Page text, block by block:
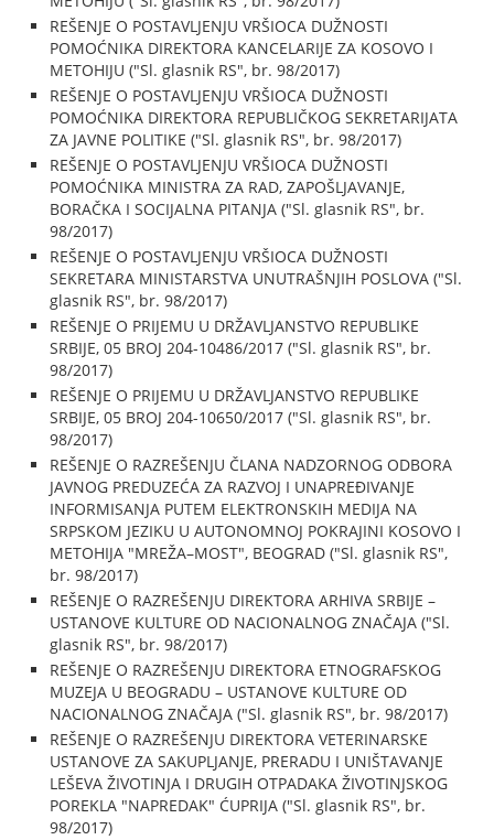
REŠENJE O POSTAVLJENJU VRŠIOCA DUŽNOSTI
POMOĆNIKA DIREKTORA KANCELARIJE ZA KOSOVO I
METOHIJU ("Sl. glasnik RS", br. 98/2017)
REŠENJE O POSTAVLJENJU VRŠIOCA DUŽNOSTI
POMOĆNIKA DIREKTORA REPUBLIČKOG SEKRETARIJATA
ZA JAVNE POLITIKE ("Sl. glasnik RS", br. 98/2017)
REŠENJE O POSTAVLJENJU VRŠIOCA DUŽNOSTI
POMOĆNIKA MINISTRA ZA RAD, ZAPOŠLJAVANJE,
BORAČKA I SOCIJALNA PITANJA ("Sl. glasnik RS", br.
98/2017)
REŠENJE O POSTAVLJENJU VRŠIOCA DUŽNOSTI
SEKRETARA MINISTARSTVA UNUTRAŠNJIH POSLOVA ("Sl.
glasnik RS", br. 98/2017)
REŠENJE O PRIJEMU U DRŽAVLJANSTVO REPUBLIKE
SRBIJE, 05 BROJ 204-10486/2017 ("Sl. glasnik RS", br.
98/2017)
REŠENJE O PRIJEMU U DRŽAVLJANSTVO REPUBLIKE
SRBIJE, 05 BROJ 204-10650/2017 ("Sl. glasnik RS", br.
98/2017)
REŠENJE O RAZREŠENJU ČLANA NADZORNOG ODBORA
JAVNOG PREDUZEĆA ZA RAZVOJ I UNAPREĐIVANJE
INFORMISANJA PUTEM ELEKTRONSKIH MEDIJA NA
SRPSKOM JEZIKU U AUTONOMNOJ POKRAJINI KOSOVO I
METOHIJA "MREŽA–MOST", BEOGRAD ("Sl. glasnik RS",
br. 98/2017)
REŠENJE O RAZREŠENJU DIREKTORA ARHIVA SRBIJE –
USTANOVE KULTURE OD NACIONALNOG ZNAČAJA ("Sl.
glasnik RS", br. 98/2017)
REŠENJE O RAZREŠENJU DIREKTORA ETNOGRAFSKOG
MUZEJA U BEOGRADU – USTANOVE KULTURE OD
NACIONALNOG ZNAČAJA ("Sl. glasnik RS", br. 98/2017)
REŠENJE O RAZREŠENJU DIREKTORA VETERINARSKE
USTANOVE ZA SAKUPLJANJE, PRERADU I UNIŠTAVANJE
LEŠEVA ŽIVOTINJA I DRUGIH OTPADAKA ŽIVOTINJSKOG
POREKLA "NAPREDAK" ĆUPRIJA ("Sl. glasnik RS", br.
98/2017)